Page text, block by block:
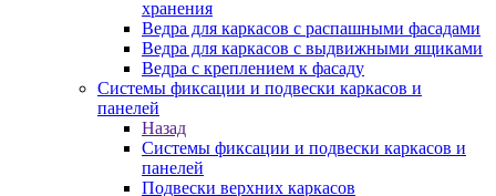
хранения
Ведра для каркасов с распашными фасадами
Ведра для каркасов с выдвижными ящиками
Ведра с креплением к фасаду
Системы фиксации и подвески каркасов и
панелей
Назад
Системы фиксации и подвески каркасов и
панелей
Подвески верхних каркасов